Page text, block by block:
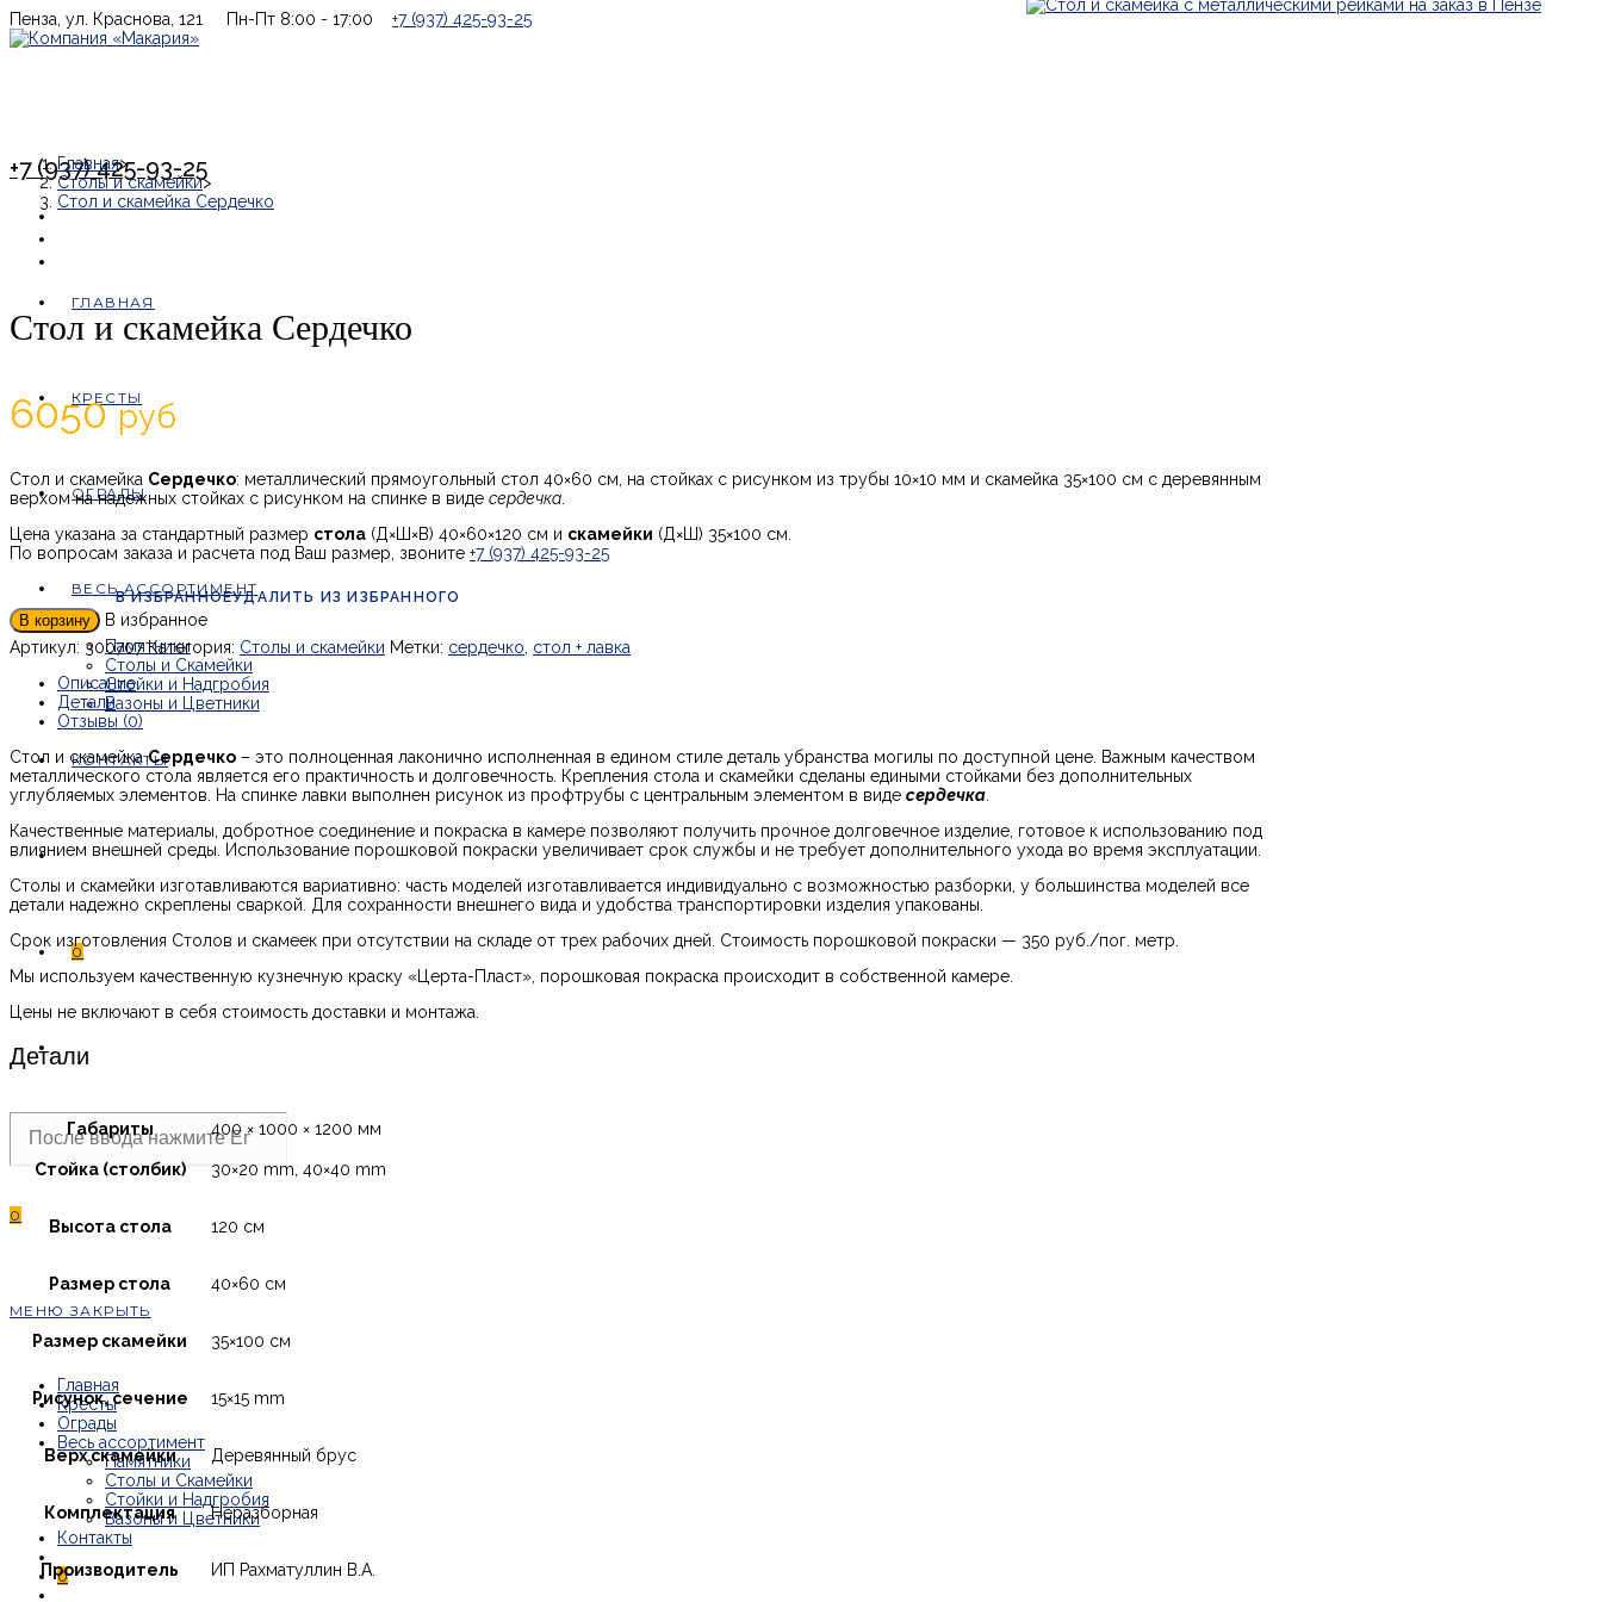
Перейти
к
Пенза, ул. Краснова, 121 Пн-Пт 8:00 - 17:00 +7 (937) 425-93-25
+7 (937) 425-93-25
ГЛАВНАЯ
КРЕСТЫ
ОГРАДЫ
ВЕСЬ АССОРТИМЕНТ
Памятники
Столы и Скамейки
Стойки и Надгробия
Вазоны и Цветники
КОНТАКТЫ
0
website
0
МЕНЮ ЗАКРЫТЬ
Главная
Кресты
Ограды
Весь ассортимент
Памятники
Столы и Скамейки
Стойки и Надгробия
Вазоны и Цветники
Контакты
0
Главная>
Столы и скамейки>
Стол и скамейка Сердечко
Стол и скамейка Сердечко
6050руб
Стол и скамейка Сердечко: металлический прямоугольный стол 40×60 см, на стойках с рисунком из трубы 10×10 мм и скамейка 35×100 см с деревянным
верхом на надежных стойках с рисунком на спинке в виде сердечка.
Цена указана за стандартный размер стола (Д×Ш×В) 40×60×120 см и скамейки (Д×Ш) 35×100 см.
По вопросам заказа и расчета под Ваш размер, звоните +7 (937) 425-93-25
В корзину
В ИЗБРАННОЕУДАЛИТЬ ИЗ ИЗБРАННОГО
В избранное
Артикул: 300707 Категория: Столы и скамейки Метки: сердечко стол + лавка
Описание
Детали
Отзывы (0)
Стол и скамейкаСердечко – это полноценная лаконично исполненная в едином стиле деталь убранства могилы по доступной цене. Важным качеством
металлического стола является его практичность и долговечность. Крепления стола и скамейки сделаны едиными стойками без дополнительных
углубляемых элементов. На спинке лавки выполнен рисунок из профтрубы с центральным элементом в виде сердечка
Качественные материалы, добротное соединение и покраска в камере позволяют получить прочное долговечное изделие, готовое к использованию под
влиянием внешней среды. Использование порошковой покраски увеличивает срок службы и не требует дополнительного ухода во время эксплуатации.
Столы и скамейки изготавливаются вариативно: часть моделей изготавливается индивидуально с возможностью разборки, у большинства моделей все
детали надежно скреплены сваркой. Для сохранности внешнего вида и удобства транспортировки изделия упакованы.
Срок изготовления Столов и скамеек при отсутствии на складе от трех рабочих дней. Стоимость порошковой покраски — 350 руб./пог. метр.
Мы используем качественную кузнечную краску «Церта-Пласт», порошковая покраска происходит в собственной камере.
Цены не включают в себя стоимость доставки и монтажа.
Детали
Габариты 400 × 1000 × 1200 мм
Стойка (столбик) 30×20 mm, 40×40 mm
Высота стола 120 см
Размер стола 40×60 см
Размер скамейки 35×100 см
Рисунок, сечение 15×15 mm
Верх скамейки Деревянный брус
Комплектация Неразборная
Производитель ИП Рахматуллин В.А.